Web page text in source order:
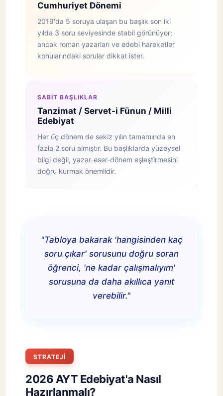
Cumhuriyet Dönemi
2019'da 5 soruya ulaşan bu başlık son iki
yılda 3 soru seviyesinde stabil görünüyor;
ancak roman yazarları ve edebi hareketler
konularındaki sorular dikkat ister.
SABIT BAŞLIKLAR
Tanzimat / Servet-i Fünun / Milli
Edebiyat
Her üç dönem de sekiz yılın tamamında en
fazla 2 soru almıştır. Bu başlıklarda yüzeysel
bilgi değil, yazar-eser-dönem eşleştirmesini
doğru kurmak önemlidir.
"Tabloya bakarak 'hangisinden kaç
soru çıkar' sorusunu doğru soran
öğrenci, 'ne kadar çalışmalıyım'
sorusuna da daha akıllıca yanıt
verebilir."
STRATEJI
2026 AYT Edebiyat'a Nasıl
Hazırlanmalı?